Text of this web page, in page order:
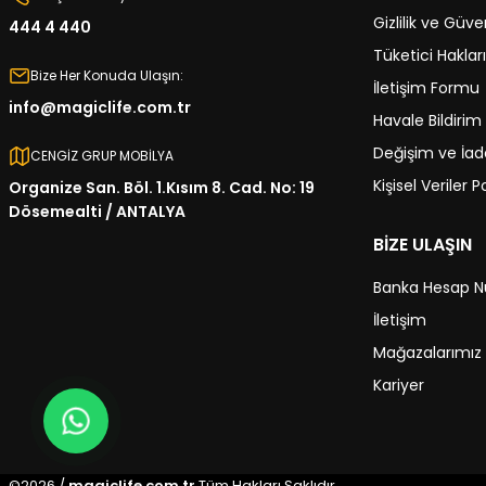
444 4 440
Bize Her Konuda Ulaşın:
info@magiclife.com.tr
CENGİZ GRUP MOBİLYA
Organize San. Böl. 1.Kısım 8. Cad. No: 19
Dösemealti / ANTALYA
Gizlilik ve
Tüketici Hakları
İletişim Formu
Havale
Değişim ve
Kişisel Veriler
BİZE ULAŞIN
Banka Hesap
İletişim
Mağazalarımız
Kariyer